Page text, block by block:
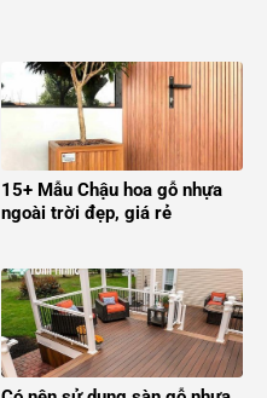
15+ Mẫu Chậu hoa gỗ nhựa
ngoài trời đẹp, giá rẻ